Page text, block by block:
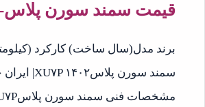
قیمت سمند سورن پلاس- دی
برند مدل(سال ساخت) کارکرد
سمند سورن پلاسXU۷P ۱۴۰۲| ایران خودرو صفر (قیمت کارخانه) ۴.۵۹۱.۱۸۹.۰۰۰
مشخصات فنی سمند سورن پلاسXU۷P​